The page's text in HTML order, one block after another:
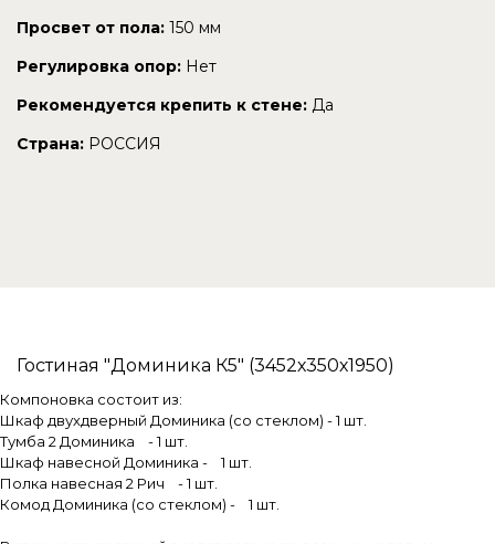
Гостиная "Доминика К5" (3452х350х1950)
Просвет от пола: 150 мм
Регулировка опор: Нет
Рекомендуется крепить к стене: Да
Страна: РОССИЯ
Компоновка состоит из:
Шкаф двухдверный Доминика (со стеклом) - 1 шт.
Тумба 2 Доминика - 1 шт.
Шкаф навесной Доминика - 1 шт.
Полка навесная 2 Рич - 1 шт.
Комод Доминика (со стеклом) - 1 шт.